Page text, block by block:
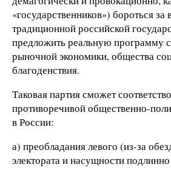
«государственников») бороться
традиционной российской
предложить реальную программу
рыночной экономики, общества
благоденствия.
Таковая партия сможет
противоречивой общественно-
в России:
а) преобладания левого (из-за
электората и насущности